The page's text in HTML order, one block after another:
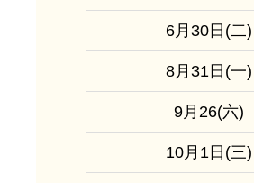
6月30日(二)
8月31日(一)
9月26(六)
10月1日(三)